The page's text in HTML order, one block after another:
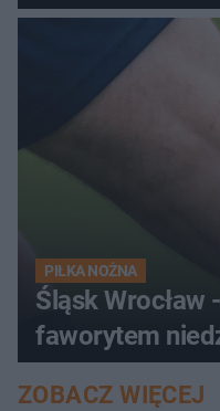
PIŁKA NOŻNA
Śląsk Wrocław
faworytem
ZOBACZ WIĘCEJ